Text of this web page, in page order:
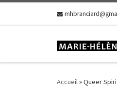
Skip to content
Accueil»Queer